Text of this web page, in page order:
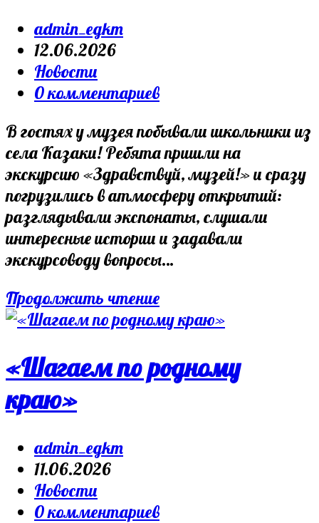
Post
author:
admin_egkm
Запись
опубликована:
12.06.2026
Post
category:
Новости
Post
0 комментариев
В гостях у музея побывали школьники из
села Казаки! Ребята пришли на
экскурсию «Здравствуй, музей!» и сразу
погрузились в атмосферу открытий:
разглядывали экспонаты, слушали
интересные истории и задавали
экскурсоводу вопросы…
Продолжить чтениеЗдравствуй,
музей!
«Шагаем по родному
краю»
Post
author:
admin_egkm
Запись
опубликована:
11.06.2026
Post
category:
Новости
Post
0 комментариев